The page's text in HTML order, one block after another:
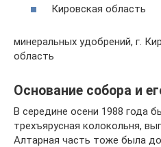
Кировская область
минеральных удобрений, г.
область
Основание собора и
В середине осени 1988 года
трехъярусная колокольня,
Алтарная часть тоже была